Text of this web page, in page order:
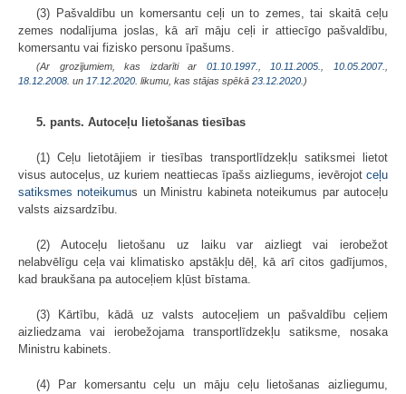
(3) Pašvaldību un komersantu ceļi un to zemes, tai skaitā ceļu
zemes nodalījuma joslas, kā arī māju ceļi ir attiecīgo pašvaldību,
komersantu vai fizisko personu īpašums.
(Ar grozījumiem, kas izdarīti ar 01.10.1997.,10.11.2005.,10.05.2007.,
18.12.2008. un 17.12.2020. likumu, kas stājas spēkā 23.12.2020.)
5. pants. Autoceļu lietošanas tiesības
(1) Ceļu lietotājiem ir tiesības transportlīdzekļu satiksmei lietot
visus autoceļus, uz kuriem neattiecas īpašs aizliegums, ievērojot ceļu
satiksmes noteikumus un Ministru kabineta noteikumus par autoceļu
valsts aizsardzību.
(2) Autoceļu lietošanu uz laiku var aizliegt vai ierobežot
nelabvēlīgu ceļa vai klimatisko apstākļu dēļ, kā arī citos gadījumos,
kad braukšana pa autoceļiem kļūst bīstama.
(3) Kārtību, kādā uz valsts autoceļiem un pašvaldību ceļiem
aizliedzama vai ierobežojama transportlīdzekļu satiksme, nosaka
Ministru kabinets.
(4) Par komersantu ceļu un māju ceļu lietošanas aizliegumu,